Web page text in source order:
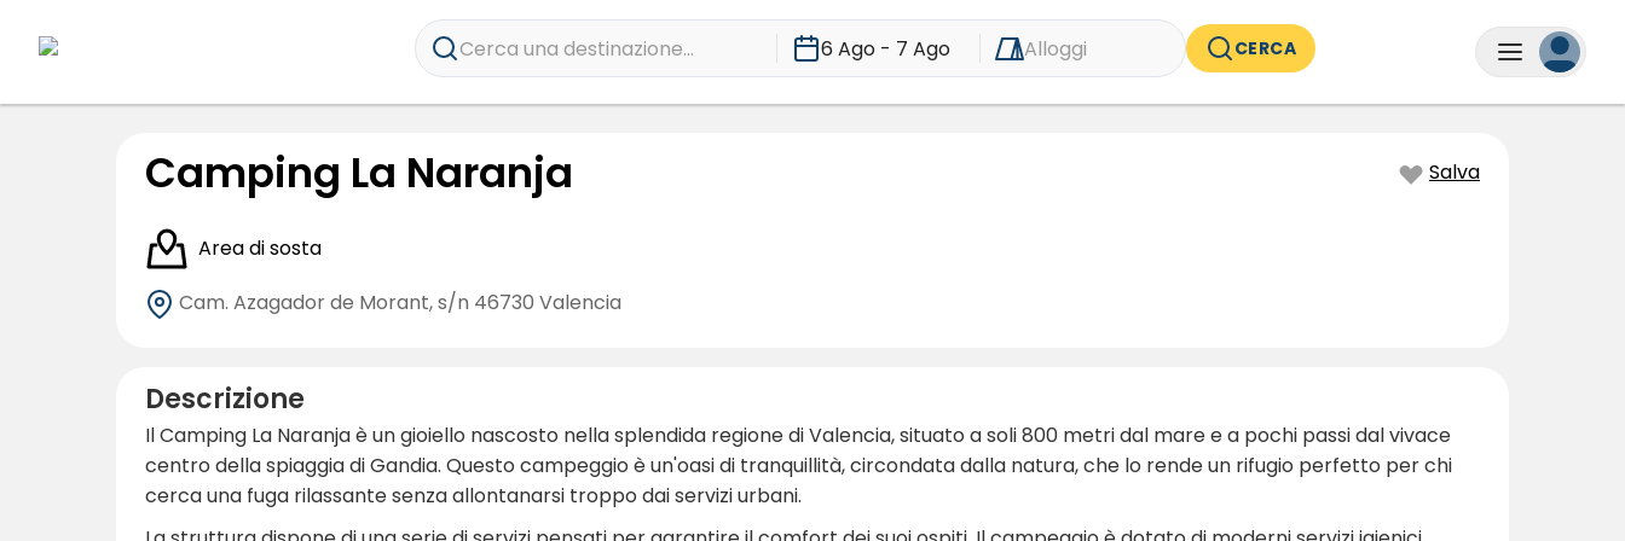
Cerca una destinazione... 6 Ago - 7 Ago Alloggi CERCA
Camping La Naranja Salva
Area di sosta
Cam. Azagador de Morant, s/n 46730 Valencia
Descrizione
Il Camping La Naranja è un gioiello nascosto nella splendida regione di Valencia, situato a soli 800 metri dal mare e a pochi passi dal vivace
centro della spiaggia di Gandia. Questo campeggio è un'oasi di tranquillità, circondata dalla natura, che lo rende un rifugio perfetto per chi
cerca una fuga rilassante senza allontanarsi troppo dai servizi urbani.